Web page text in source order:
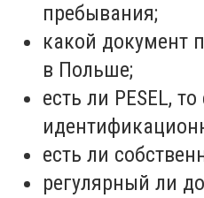
пребывания;
какой документ
в Польше;
есть ли PESEL,
есть ли
регулярный ли